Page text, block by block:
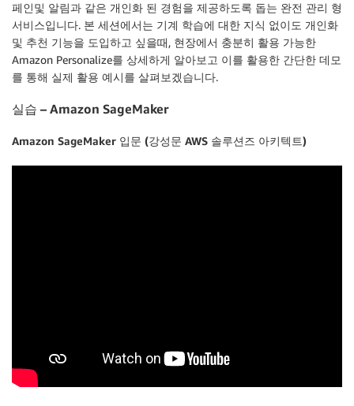
페인및 알림과 같은 개인화 된 경험을 제공하도록 돕는 완전 관리 형
서비스입니다. 본 세션에서는 기계 학습에 대한 지식 없이도 개인화
및 추천 기능을 도입하고 싶을때, 현장에서 충분히 활용 가능한
Amazon Personalize를 상세하게 알아보고 이를 활용한 간단한 데모
를 통해 실제 활용 예시를 살펴보겠습니다.
실습 – Amazon SageMaker
Amazon SageMaker 입문 (강성문 AWS 솔루션즈 아키텍트)